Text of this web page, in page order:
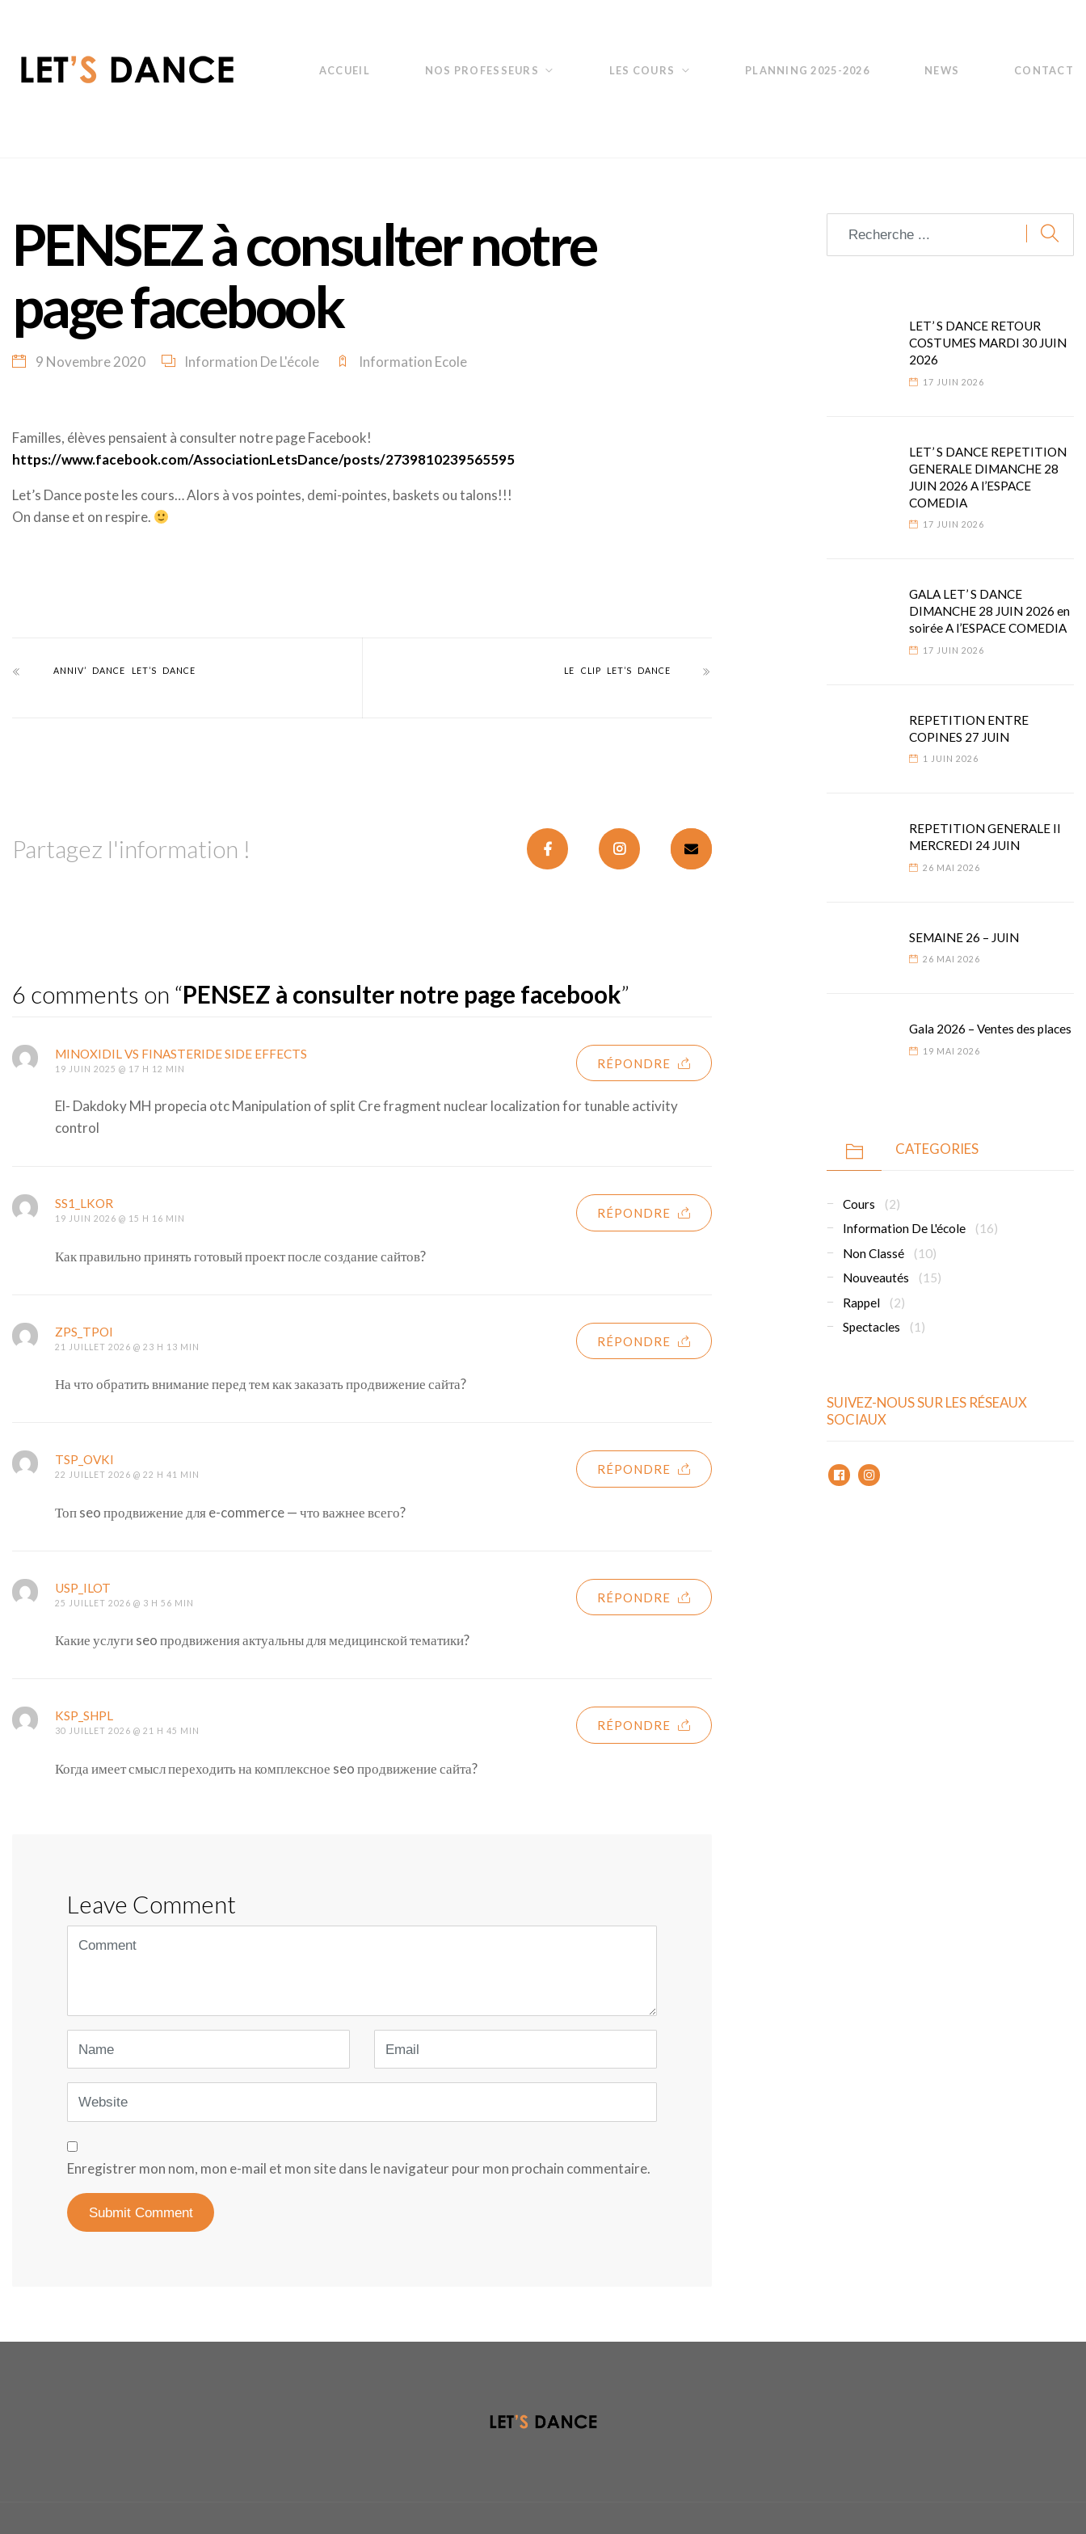
ACCUEIL NOS PROFESSEURS LES COURS PLANNING 2025-2026 NEWS CONTACT
PENSEZ à consulter notre
page facebook
9 Novembre 2020 Information De L'école Information Ecole
Familles, élèves pensaient à consulter notre page Facebook!
https://www.facebook.com/AssociationLetsDance/posts/2739810239565595
Let’s Dance poste les cours… Alors à vos pointes, demi-pointes, baskets ou talons!!!
On danse et on respire.
ANNIV’ DANCE LET’S DANCE LE CLIP LET’S DANCE
Partagez l'information !
6 comments on “PENSEZ à consulter notre page facebook”
MINOXIDIL VS FINASTERIDE SIDE EFFECTS
19 JUIN 2025 @ 17 H 12 MIN RÉPONDRE
El- Dakdoky MH propecia otc Manipulation of split Cre fragment nuclear localization for tunable activity
control
SS1_LKOR
19 JUIN 2026 @ 15 H 16 MIN RÉPONDRE
Как правильно принять готовый проект после создание сайтов?
ZPS_TPOI
21 JUILLET 2026 @ 23 H 13 MIN RÉPONDRE
На что обратить внимание перед тем как заказать продвижение сайта?
TSP_OVKI
22 JUILLET 2026 @ 22 H 41 MIN RÉPONDRE
Топ seo продвижение для e-commerce — что важнее всего?
USP_ILOT
25 JUILLET 2026 @ 3 H 56 MIN RÉPONDRE
Какие услуги seo продвижения актуальны для медицинской тематики?
KSP_SHPL
30 JUILLET 2026 @ 21 H 45 MIN RÉPONDRE
Когда имеет смысл переходить на комплексное seo продвижение сайта?
Leave Comment
Enregistrer mon nom, mon e-mail et mon site dans le navigateur pour mon prochain commentaire.
LET’ S DANCE RETOUR
COSTUMES MARDI 30 JUIN
2026
17 JUIN 2026
LET’ S DANCE REPETITION
GENERALE DIMANCHE 28
JUIN 2026 A l’ESPACE
COMEDIA
17 JUIN 2026
GALA LET’ S DANCE
DIMANCHE 28 JUIN 2026 en
soirée A l’ESPACE COMEDIA
17 JUIN 2026
REPETITION ENTRE
COPINES 27 JUIN
1 JUIN 2026
REPETITION GENERALE II
MERCREDI 24 JUIN
26 MAI 2026
SEMAINE 26 – JUIN
26 MAI 2026
Gala 2026 – Ventes des places
19 MAI 2026
CATEGORIES
Cours
(2)
Information De L'école
(16)
Non Classé
(10)
Nouveautés
(15)
Rappel
(2)
Spectacles
(1)
SUIVEZ-NOUS SUR LES RÉSEAUX
SOCIAUX